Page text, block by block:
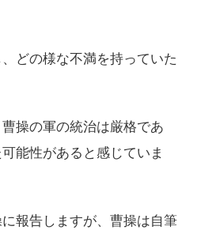
どの様な不満を持っていた
操の軍の統治は厳格であ
能性があると感じていま
報告しますが、曹操は自筆